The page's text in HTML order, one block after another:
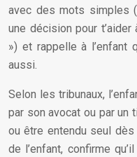
avec des mots simples
une décision pour
») et rappelle à l’enfant
aussi.
Selon les tribunaux,
par son avocat ou par un
ou être entendu seul
de l’enfant, confirme